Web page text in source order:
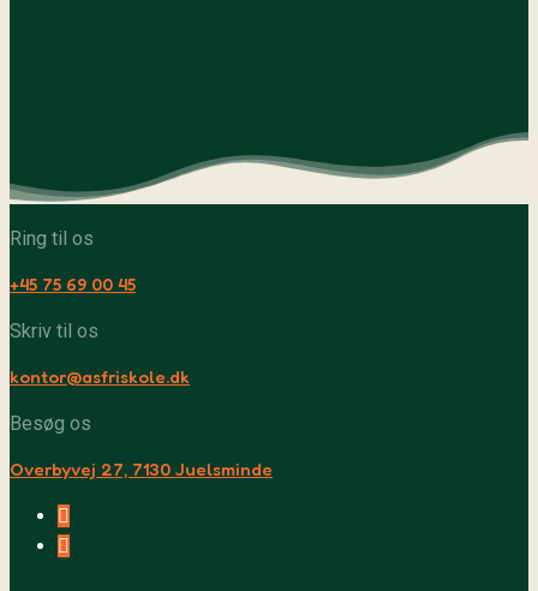
Ring til os
+45 75 69 00 45
Skriv til os
kontor@asfriskole.dk
Besøg os
Overbyvej 27, 7130 Juelsminde